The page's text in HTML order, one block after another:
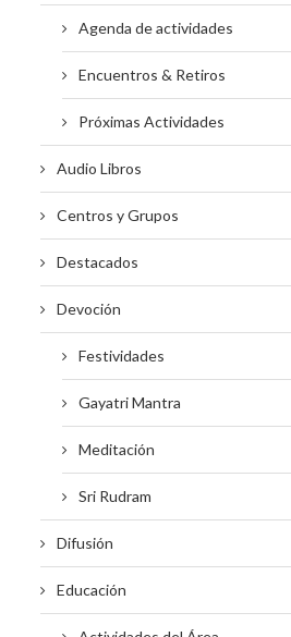
Agenda de actividades
Encuentros & Retiros
Próximas Actividades
Audio Libros
Centros y Grupos
Destacados
Devoción
Festividades
Gayatri Mantra
Meditación
Sri Rudram
Difusión
Educación